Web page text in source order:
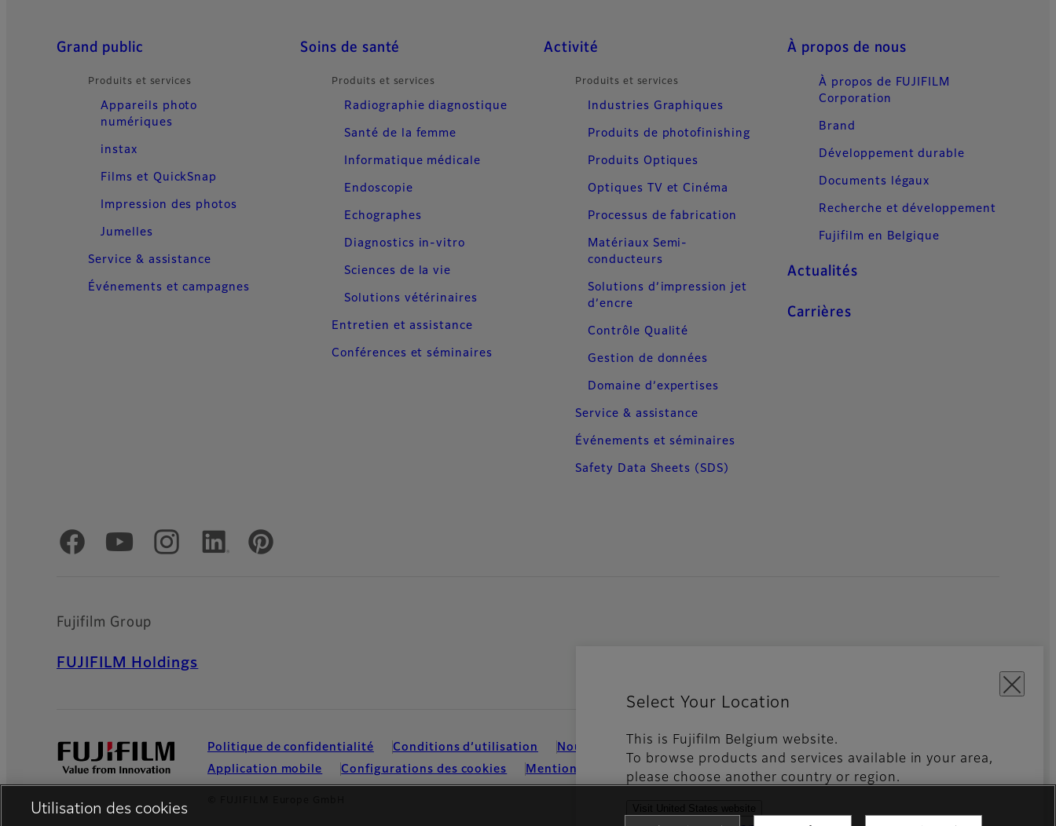
Select Your Location
This is Fujifilm Belgium website.
To browse products and services available in your area,
please choose another country or region.
Visit United States website
Quick Links
Grand public
Produits et services
Appareils photo
numériques
instax
Films et QuickSnap
Impression des photos
Jumelles
Service & assistance
Événements et campagnes
Soins de santé
Produits et services
Radiographie diagnostique
Santé de la femme
Informatique médicale
Endoscopie
Echographes
Diagnostics in-vitro
Sciences de la vie
Solutions vétérinaires
Entretien et assistance
Conférences et séminaires
Activité
Produits et services
Industries Graphiques
Produits de photofinishing
Produits Optiques
Optiques TV et Cinéma
Processus de fabrication
Matériaux Semi-
conducteurs
Solutions d’impression jet
d’encre
Contrôle Qualité
Gestion de données
Domaine d’expertises
Service & assistance
Événements et séminaires
Safety Data Sheets (SDS)
À propos de nous
À propos de FUJIFILM
Corporation
Brand
Développement durable
Documents légaux
Recherche et développement
Fujifilm en Belgique
Actualités
Carrières
Comptes officiels réseaux sociaux
Fujifilm Group
FUJIFILM Holdings
Politique de confidentialité Conditions d’utilisation Nous contacter
Médias Sociaux
Application mobile
Configurations des cookies Mentions Légales
Utilisation des cookies